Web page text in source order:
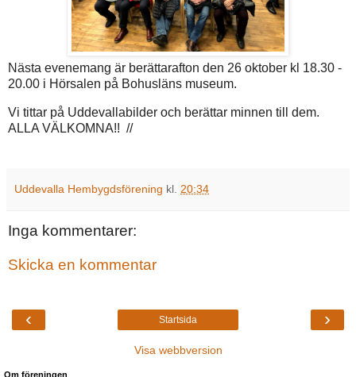
Nästa evenemang är berättarafton den 26 oktober kl 18.30 -
20.00 i Hörsalen på Bohusläns museum.
Vi tittar på Uddevallabilder och berättar minnen till dem.
ALLA VÄLKOMNA!! //
Uddevalla Hembygdsförening kl. 20:34
Inga kommentarer:
Skicka en kommentar
‹ ›
Startsida
Visa webbversion
Om föreningen